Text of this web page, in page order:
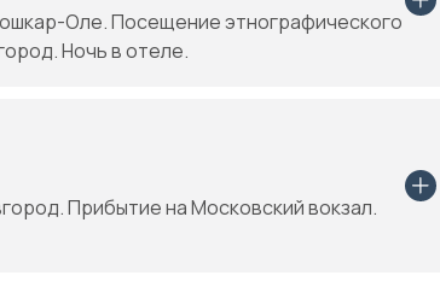
Оле. Посещение этнографического
Ночь в отеле.
Прибытие на Московский вокзал.